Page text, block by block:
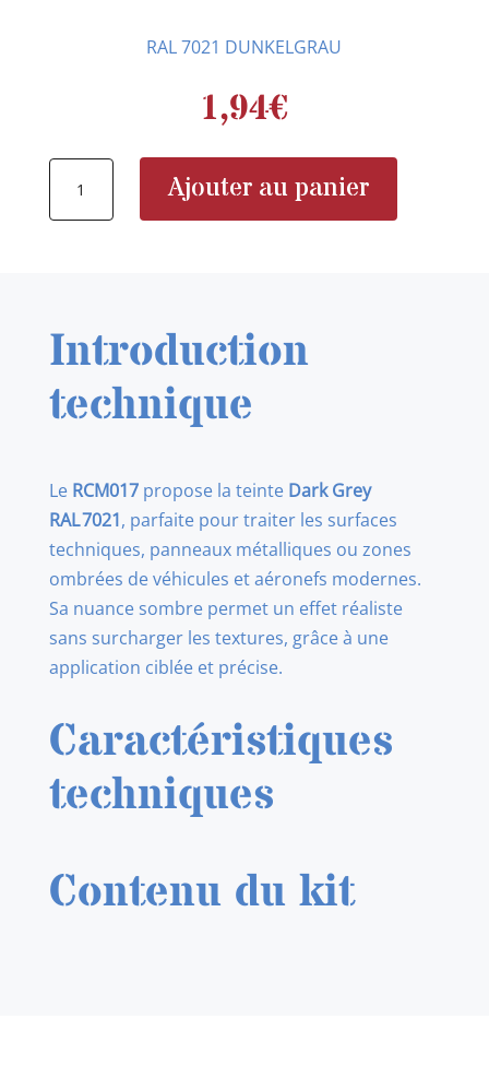
RAL 7021 DUNKELGRAU
1,94€
quantité
DUNKELGRAU
Ajouter au panier
Introduction
technique
Le RCM017propose la teinte Dark Grey
RAL 7021, parfaite pour traiter les surfaces
techniques, panneaux métalliques ou zones
ombrées de véhicules et aéronefs modernes.
Sa nuance sombre permet un effet réaliste
sans surcharger les textures, grâce à une
application ciblée et précise.
Caractéristiques
techniques
Contenu du kit